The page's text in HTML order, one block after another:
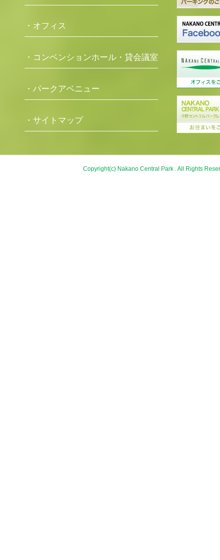
・オフィス
・コンベンションホール・貸会議室
・パークアベニュー
・サイトマップ
Copyright(c) Nakano Central Park . All Rights